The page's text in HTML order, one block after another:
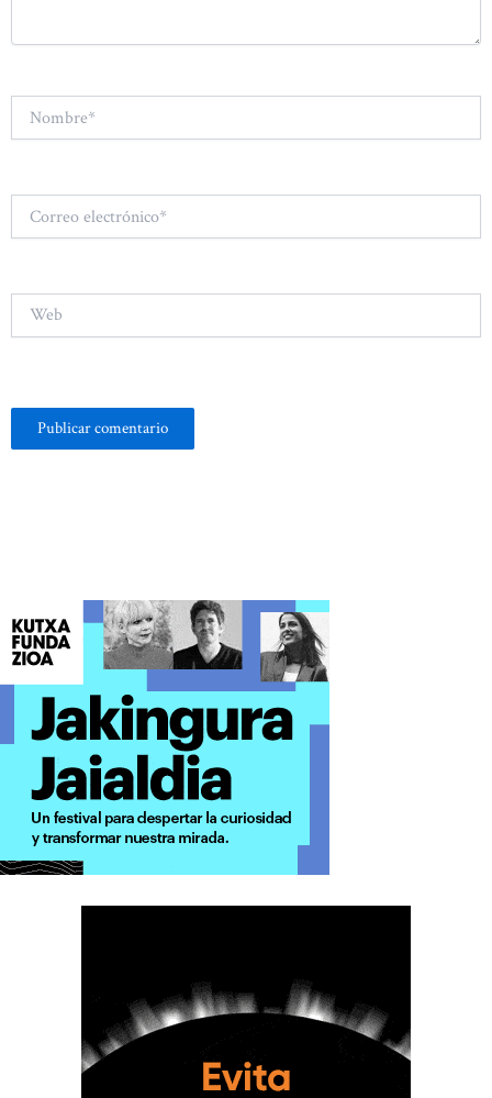
electrónico*
Web